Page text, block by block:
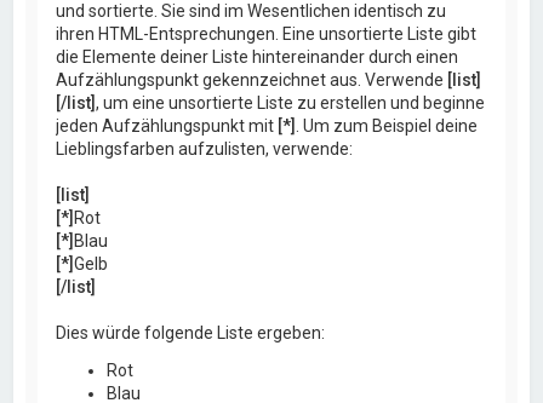
und sortierte. Sie sind im Wesentlichen identisch zu
ihren HTML-Entsprechungen. Eine unsortierte Liste gibt
die Elemente deiner Liste hintereinander durch einen
Aufzählungspunkt gekennzeichnet aus. Verwende [list]
[/list], um eine unsortierte Liste zu erstellen und beginne
jeden Aufzählungspunkt mit [*] . Um zum Beispiel deine
Lieblingsfarben aufzulisten, verwende:
[list]
[*] Rot
[*] Blau
[*]Gelb
[/list]
Dies würde folgende Liste ergeben:
Rot
Blau